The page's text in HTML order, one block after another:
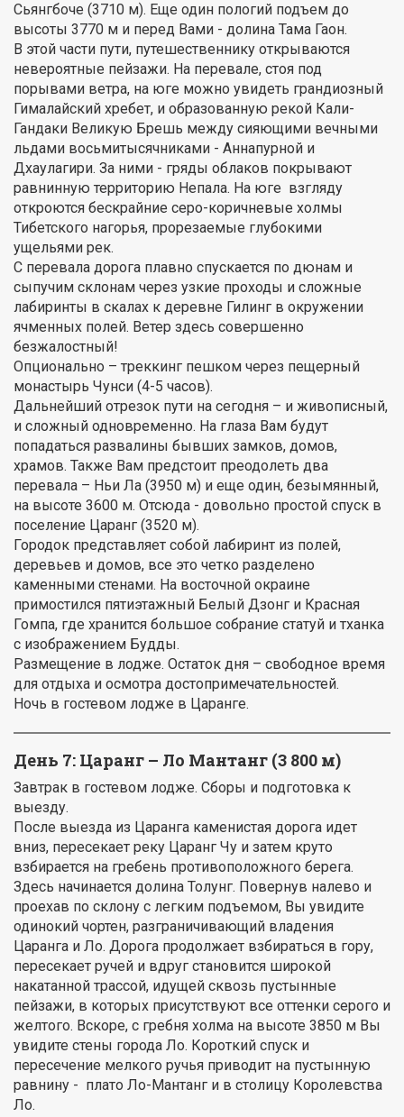
Сьянгбоче (3710 м). Еще один пологий подъем до
высоты 3770 м и перед Вами - долина Тама Гаон.
В этой части пути, путешественнику открываются
невероятные пейзажи. На перевале, стоя под
порывами ветра, на юге можно увидеть грандиозный
Гималайский хребет, и образованную рекой Кали-
Гандаки Великую Брешь между сияющими вечными
льдами восьмитысячниками - Аннапурной и
Дхаулагири. За ними - гряды облаков покрывают
равнинную территорию Непала. На юге взгляду
откроются бескрайние серо-коричневые холмы
Тибетского нагорья, прорезаемые глубокими
ущельями рек.
С перевала дорога плавно спускается по дюнам и
сыпучим склонам через узкие проходы и сложные
лабиринты в скалах к деревне Гилинг в окружении
ячменных полей. Ветер здесь совершенно
безжалостный!
Опционально – треккинг пешком через пещерный
монастырь Чунси (4-5 часов).
Дальнейший отрезок пути на сегодня – и живописный,
и сложный одновременно. На глаза Вам будут
попадаться развалины бывших замков, домов,
храмов. Также Вам предстоит преодолеть два
перевала – Ньи Ла (3950 м) и еще один, безымянный,
на высоте 3600 м. Отсюда - довольно простой спуск в
поселение Царанг (3520 м).
Городок представляет собой лабиринт из полей,
деревьев и домов, все это четко разделено
каменными стенами. На восточной окраине
примостился пятиэтажный Белый Дзонг и Красная
Гомпа, где хранится большое собрание статуй и тханка
с изображением Будды.
Размещение в лодже. Остаток дня – свободное время
для отдыха и осмотра достопримечательностей.
Ночь в гостевом лодже в Царанге.
День 7: Царанг – Ло Мантанг (3 800 м)
Завтрак в гостевом лодже. Сборы и подготовка к
выезду.
После выезда из Царанга каменистая дорога идет
вниз, пересекает реку Царанг Чу и затем круто
взбирается на гребень противоположного берега.
Здесь начинается долина Толунг. Повернув налево и
проехав по склону с легким подъемом, Вы увидите
одинокий чортен, разграничивающий владения
Царанга и Ло. Дорога продолжает взбираться в гору,
пересекает ручей и вдруг становится широкой
накатанной трассой, идущей сквозь пустынные
пейзажи, в которых присутствуют все оттенки серого и
желтого. Вскоре, с гребня холма на высоте 3850 м Вы
увидите стены города Ло. Короткий спуск и
пересечение мелкого ручья приводит на пустынную
равнину - плато Ло-Мантанг и в столицу Королевства
Ло.